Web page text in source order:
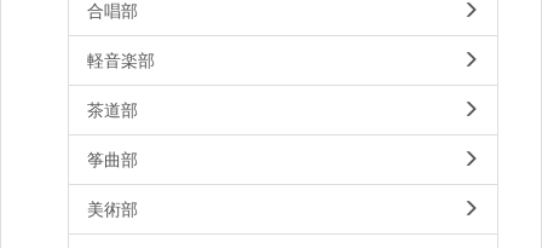
合唱部
軽音楽部
茶道部
筝曲部
美術部